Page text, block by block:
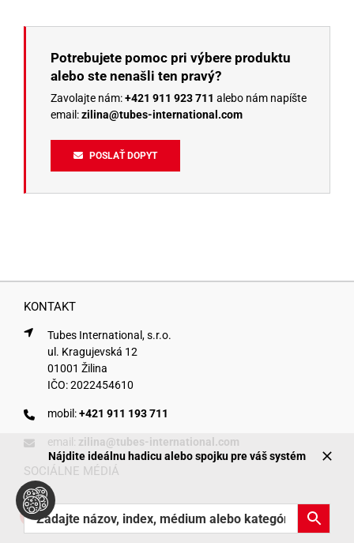
Potrebujete pomoc pri výbere produktu
alebo ste nenašli ten pravý?
Zavolajte nám:+421 911 923 711 alebo nám napíšte
email:zilina@tubes-international.com
POSLAŤ DOPYT
KONTAKT
Tubes International, s.r.o.
ul. Kragujevská 12
01001 Žilina
IČO: 2022454610
mobil:+421 911 193 711
email: zilina@tubes-international.com
SOCIÁLNE MÉDIÁ
Nájdite ideálnu hadicu alebo spojku pre váš systém